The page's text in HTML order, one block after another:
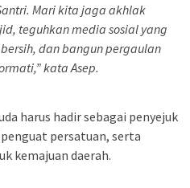
Mari kita jaga akhlak
teguhkan media sosial yang
dan bangun pergaulan
kata Asep.
harus hadir sebagai penyejuk
persatuan, serta
kemajuan daerah.